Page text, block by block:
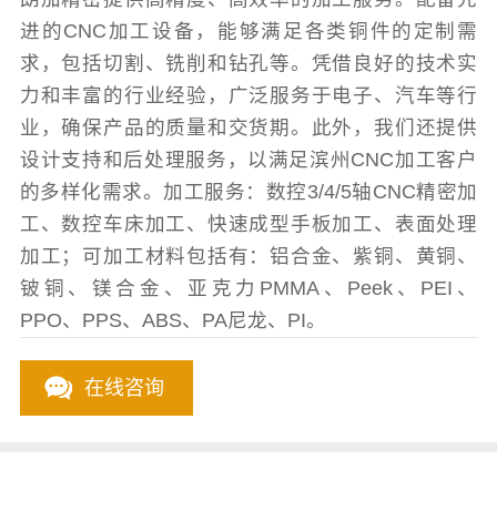
进的CNC加工设备，能够满足各类铜件的定制需
求，包括切割、铣削和钻孔等。凭借良好的技术实
力和丰富的行业经验，广泛服务于电子、汽车等行
业，确保产品的质量和交货期。此外，我们还提供
设计支持和后处理服务，以满足滨州CNC加工客户
的多样化需求。加工服务：数控3/4/5轴CNC精密加
工、数控车床加工、快速成型手板加工、表面处理
加工；可加工材料包括有：铝合金、紫铜、黄铜、
铍铜、镁合金、亚克力PMMA、Peek、PEI、
PPO、PPS、ABS、PA尼龙、PI。
在线咨询